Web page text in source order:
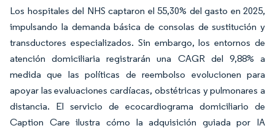
Los hospitales del NHS captaron el 55,30% del gasto en 2025,
impulsando la demanda básica de consolas de sustitución y
transductores especializados. Sin embargo, los entornos de
atención domiciliaria registrarán una CAGR del 9,88% a
medida que las políticas de reembolso evolucionen para
apoyar las evaluaciones cardíacas, obstétricas y pulmonares a
distancia. El servicio de ecocardiograma domiciliario de
Caption Care ilustra cómo la adquisición guiada por IA